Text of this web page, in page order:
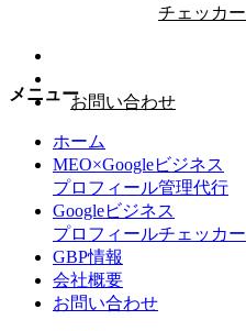
プロフィールチェッカー
お問い合わせ
メニュー
ホーム
MEO×Googleビジネス
プロフィール管理代行
Googleビジネス
プロフィールチェッカー
GBP情報
会社概要
お問い合わせ